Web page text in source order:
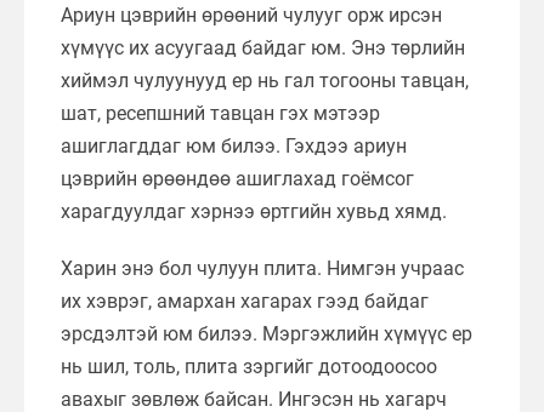
Ариун цэврийн өрөөний чулууг орж ирсэн
хүмүүс их асуугаад байдаг юм. Энэ төрлийн
хиймэл чулуунууд ер нь гал тогооны тавцан,
шат, ресепшний тавцан гэх мэтээр
ашиглагддаг юм билээ. Гэхдээ ариун
цэврийн өрөөндөө ашиглахад гоёмсог
харагдуулдаг хэрнээ өртгийн хувьд хямд.
Харин энэ бол чулуун плита. Нимгэн учраас
их хэврэг, амархан хагарах гээд байдаг
эрсдэлтэй юм билээ. Мэргэжлийн хүмүүс ер
нь шил, толь, плита зэргийг дотоодоосоо
авахыг зөвлөж байсан. Ингэсэн нь хагарч